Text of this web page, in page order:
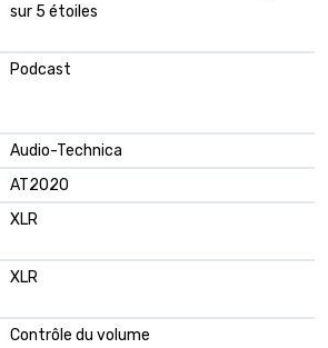
sur 5 étoiles
Podcast
Audio-Technica
AT2020
XLR
XLR
Contrôle du volume